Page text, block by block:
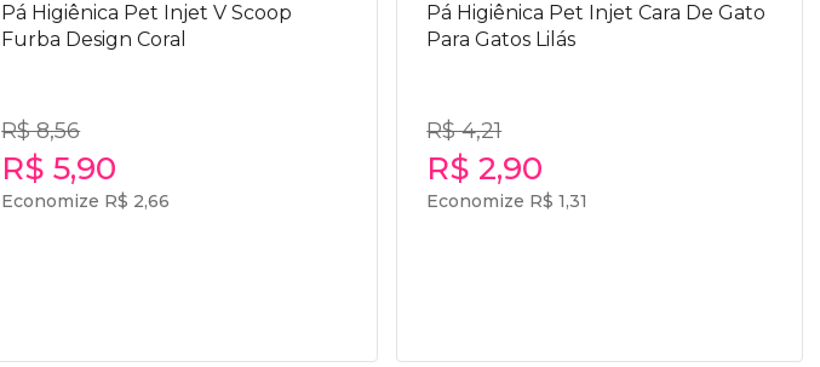
Pá Higiênica Pet Injet V Scoop
Furba Design Coral
R$ 8,56
R$ 5,90
Economize R$ 2,66
Pá Higiênica Pet Injet Cara De Gato
Para Gatos Lilás
R$ 4,21
R$ 2,90
Economize R$ 1,31